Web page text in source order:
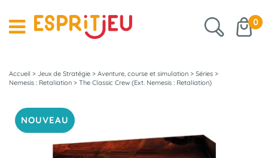
0
Accueil > Jeux de Stratégie > Aventure, course et simulation > Séries >
Nemesis : Retaliation > The Classic Crew (Ext. Nemesis : Retaliation)
NOUVEAU